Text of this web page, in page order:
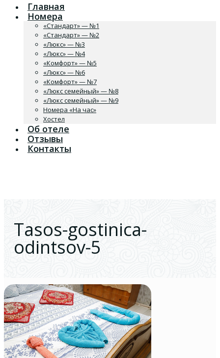
Главная
Номера
«Стандарт» — №1
«Стандарт» — №2
«Люкс» — №3
«Люкс» — №4
«Комфорт» — №5
«Люкс» — №6
«Комфорт» — №7
«Люкс семейный» — №8
«Люкс семейный» — №9
Номера «На час»
Хостел
Об отеле
Отзывы
Контакты
Tasos-gostinica-
odintsov-5